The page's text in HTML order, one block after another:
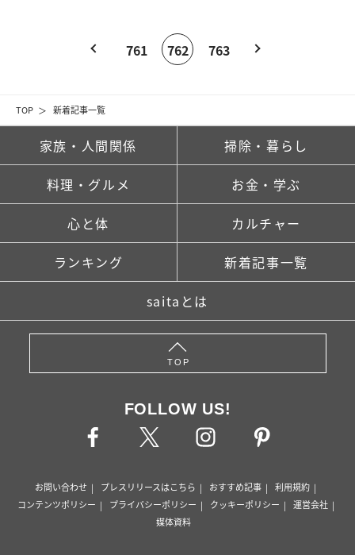
TOP 新着記事一覧
761 762 763
家族・人間関係 掃除・暮らし
料理・グルメ お金・学ぶ
心と体 カルチャー
ランキング 新着記事一覧
saitaとは
TOP
FOLLOW US!
お問い合わせ プレスリリースはこちら おすすめ記事
利用規約
コンテンツポリシー
プライバシーポリシー クッキーポリシー
運営会社
媒体資料